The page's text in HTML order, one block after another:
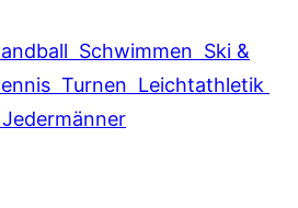
Schwimmen Ski &
Turnen Leichtathletik
Jedermänner